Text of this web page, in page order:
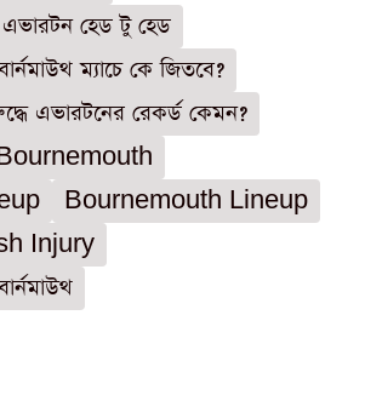
এভারটন হেড টু হেড
ম্যাচে কে জিতবে?
এভারটনের রেকর্ড কেমন?
Bournemouth Lineup
Injury